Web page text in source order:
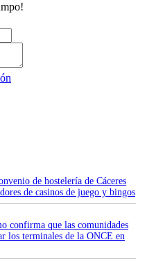
de hostelería de Cáceres
de casinos de juego y bingos
confirma que las comunidades
los terminales de la ONCE en